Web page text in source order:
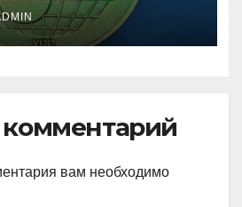
вам необходимо